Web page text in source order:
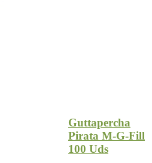
Guttapercha
Pirata M-G-Fill
100 Uds